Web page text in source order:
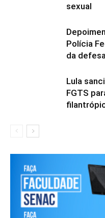
sexual
Polícia
da
Lula
FGTS